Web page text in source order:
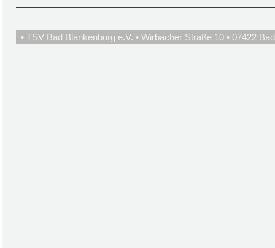
• TSV Bad Blankenburg e.V. • Wirbacher Straße 10 • 07422